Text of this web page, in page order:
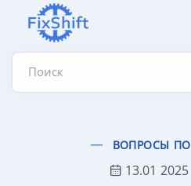
Поиск
ВОПРОСЫ ПО
13.01 2025